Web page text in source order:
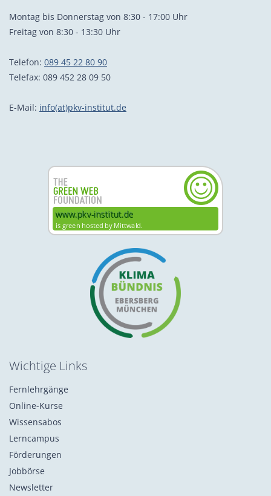
Montag bis Donnerstag von 8:30 - 17:00 Uhr
Freitag von 8:30 - 13:30 Uhr
Telefon: 089 45 22 80 90
Telefax: 089 452 28 09 50
E-Mail: info(at)pkv-institut.de
Wichtige Links
Fernlehrgänge
Online-Kurse
Wissensabos
Lerncampus
Förderungen
Jobbörse
Newsletter